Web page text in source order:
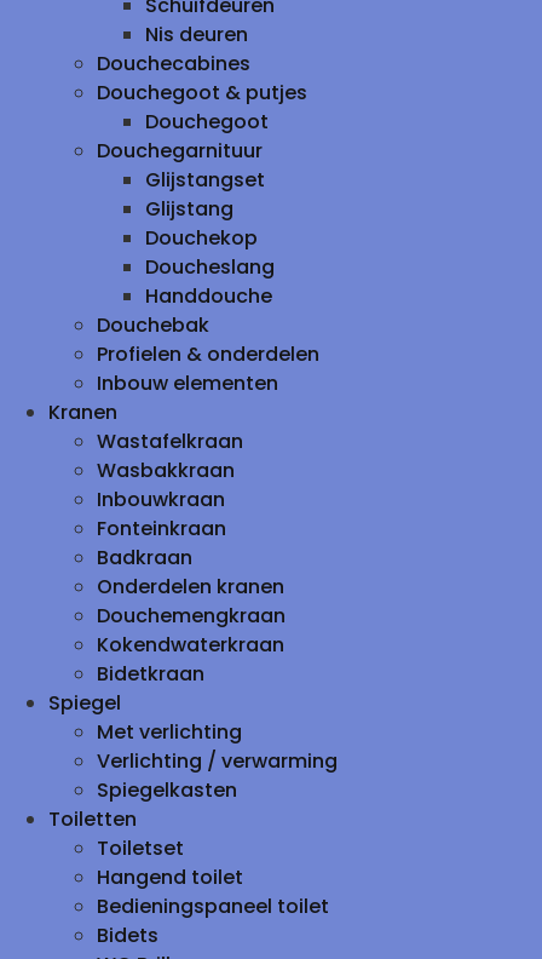
Nis deuren
Douchecabines
Douchegoot & putjes
Douchegoot
Douchegarnituur
Glijstangset
Glijstang
Douchekop
Doucheslang
Handdouche
Douchebak
Profielen & onderdelen
Inbouw elementen
Kranen
Wastafelkraan
Wasbakkraan
Inbouwkraan
Fonteinkraan
Badkraan
Onderdelen kranen
Douchemengkraan
Kokendwaterkraan
Bidetkraan
Spiegel
Met verlichting
Verlichting / verwarming
Spiegelkasten
Toiletten
Toiletset
Hangend toilet
Bedieningspaneel toilet
Bidets